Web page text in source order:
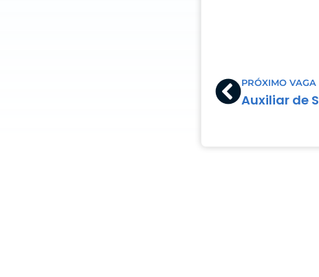
PrevPRÓXIMO VAGA
Auxiliar de